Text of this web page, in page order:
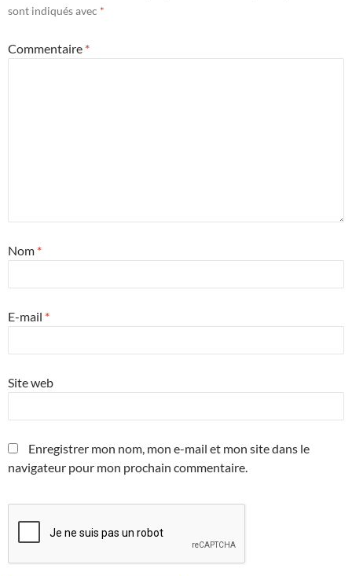
sont indiqués avec *
Commentaire *
Nom *
E-mail *
Site web
Enregistrer mon nom, mon e-mail et mon site dans le
navigateur pour mon prochain commentaire.